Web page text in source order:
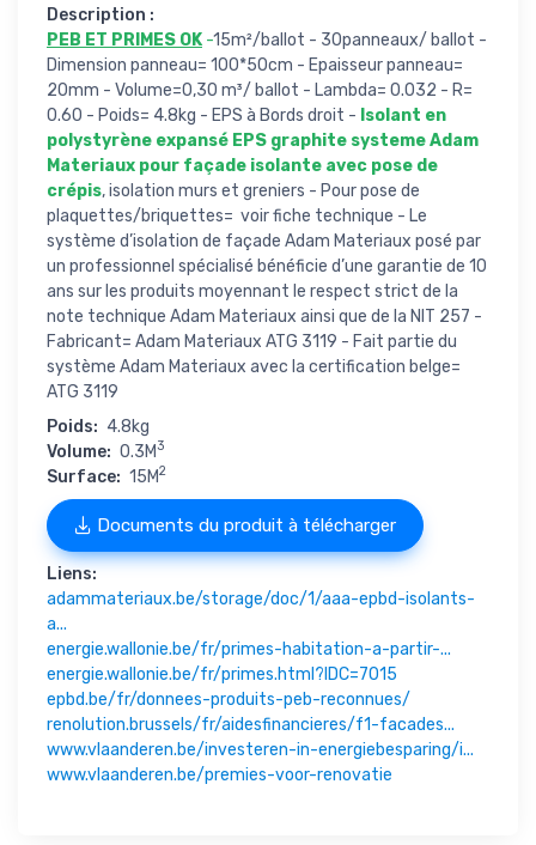
Description :
PEB ET PRIMES OK -15m²/ballot - 30panneaux/ ballot -
Dimension panneau= 100*50cm - Epaisseur panneau=
20mm - Volume=0,30 m³/ ballot - Lambda= 0.032 - R=
0.60 - Poids= 4.8kg - EPS à Bords droit - Isolant en
polystyrène expansé EPS graphite systeme Adam
Materiaux pour façade isolante avec pose de
crépis, isolation murs et greniers - Pour pose de
plaquettes/briquettes= voir fiche technique - Le
système d’isolation de façade Adam Materiaux posé par
un professionnel spécialisé bénéficie d’une garantie de 10
ans sur les produits moyennant le respect strict de la
note technique Adam Materiaux ainsi que de la NIT 257 -
Fabricant= Adam Materiaux ATG 3119 - Fait partie du
système Adam Materiaux avec la certification belge=
ATG 3119
Poids: 4.8kg
Volume: 0.3M3
Surface: 15M2
Documents du produit à télécharger
Liens:
adammateriaux.be/storage/doc/1/aaa-epbd-isolants-
a...
energie.wallonie.be/fr/primes-habitation-a-partir-...
energie.wallonie.be/fr/primes.html?IDC=7015
epbd.be/fr/donnees-produits-peb-reconnues/
renolution.brussels/fr/aidesfinancieres/f1-facades...
www.vlaanderen.be/investeren-in-energiebesparing/i...
www.vlaanderen.be/premies-voor-renovatie